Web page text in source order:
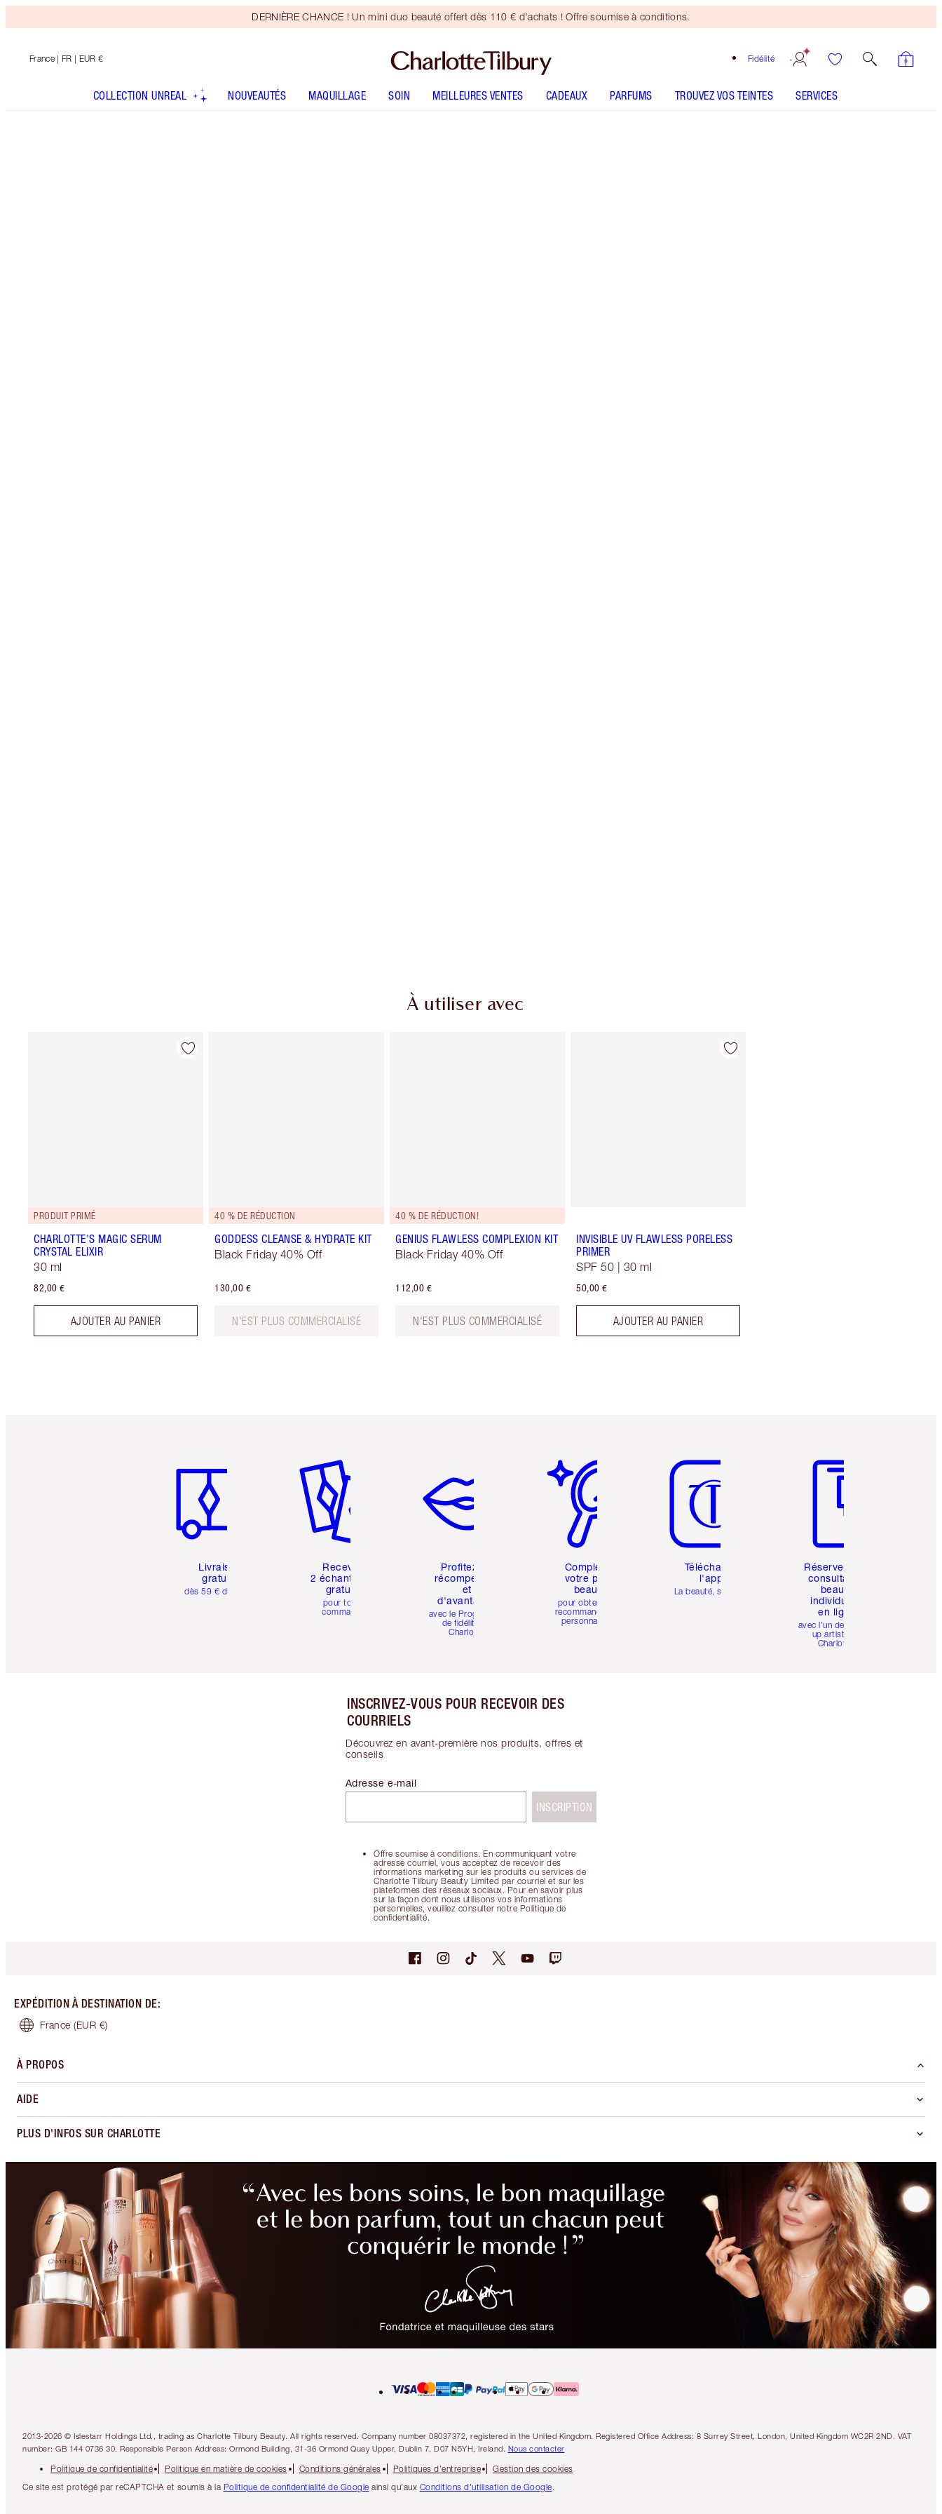
DERNIÈRE CHANCE ! Un mini duo beauté offert dès 110 € d'achats ! Offre soumise à conditions.
Fidélité
France | FR | EUR €
COLLECTION UNREAL NOUVEAUTÉS MAQUILLAGE SOIN MEILLEURES VENTES CADEAUX PARFUMS TROUVEZ VOS TEINTES SERVICES
À utiliser avec
PRODUIT PRIMÉ
CHARLOTTE'S MAGIC SERUM
CRYSTAL ELIXIR
30 ml
82,00 €
AJOUTER AU PANIER
40 % DE RÉDUCTION
GODDESS CLEANSE & HYDRATE KIT
Black Friday 40% Off
130,00 €
N'EST PLUS COMMERCIALISÉ
40 % DE RÉDUCTION!
GENIUS FLAWLESS COMPLEXION KIT
Black Friday 40% Off
112,00 €
N'EST PLUS COMMERCIALISÉ
INVISIBLE UV FLAWLESS PORELESS
PRIMER
SPF 50 | 30 ml
50,00 €
AJOUTER AU PANIER
Livraison
gratuite
dès 59 € d'achats
Recevez
2 échantillons
gratuits
pour toute
commande
Profitez de
récompenses
et
d'avantages
avec le Programme
de fidélité de
Charlotte
Complétez
votre profil
beauté
pour obtenir des
recommandations
personnalisées
Téléchargez
l'appli
La beauté, simplifiée
Réservez une
consultation
beauté
individuelle
en ligne
avec l'un des make-
up artists de
Charlotte.
INSCRIVEZ-VOUS POUR RECEVOIR DES
COURRIELS
Découvrez en avant-première nos produits, offres et
conseils
Offre soumise à conditions. En communiquant votre
adresse courriel, vous acceptez de recevoir des
informations marketing sur les produits ou services de
Charlotte Tilbury Beauty Limited par courriel et sur les
plateformes des réseaux sociaux. Pour en savoir plus
sur la façon dont nous utilisons vos informations
personnelles, veuillez consulter notre Politique de
confidentialité.
Adresse e-mail
INSCRIPTION
EXPÉDITION À DESTINATION DE:
France (EUR €)
À PROPOS
AIDE
PLUS D'INFOS SUR CHARLOTTE
2013-2026 © Islestarr Holdings Ltd., trading as Charlotte Tilbury Beauty. All rights reserved. Company number 08037372, registered in the United Kingdom. Registered Office Address: 8 Surrey Street, London, United Kingdom WC2R 2ND. VAT
number: GB 144 0736 30. Responsible Person Address: Ormond Building, 31-36 Ormond Quay Upper, Dublin 7, D07 N5YH, Ireland.
Nous contacter
Politique de confidentialité Politique en matière de cookies Conditions générales Politiques d’entreprise
Gestion des cookies
Ce site est protégé par reCAPTCHA et soumis à la Politique de confidentialité de Google ainsi qu'aux Conditions d'utilisation de Google.